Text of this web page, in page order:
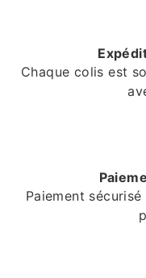
Chaque colis est
Paiement